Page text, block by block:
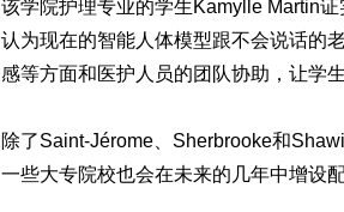
该学院护理专业的学生Kamylle Martin
认为现在的智能人体模型跟不会说话的
感等方面和医护人员的团队协助，让学
除了Saint-Jérome、Sherbrooke和
一些大专院校也会在未来的几年中增设